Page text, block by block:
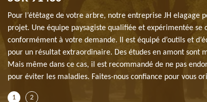
Pour l’étêtage de votre arbre, notre entreprise JH elagage
projet. Une équipe paysagiste qualifiée et expérimentée
conformément à votre demande. Il est équipé d’outils et
pour un résultat extraordinaire. Des études en amont sont
Mais même dans ce cas, il est recommandé de ne pas
pour éviter les maladies. Faites-nous confiance pour vous
1 2